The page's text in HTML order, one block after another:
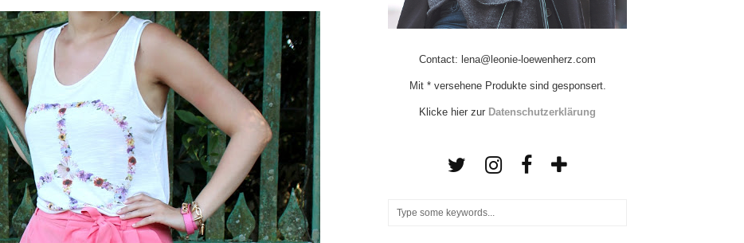
Contact: lena@leonie-loewenherz.com
Mit * versehene Produkte sind gesponsert.
Klicke hier zur Datenschutzerklärung